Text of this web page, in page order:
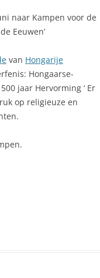
naar Kampen voor de
Eeuwen’
van Hongarije
Hongaarse-
jaar Hervorming ‘ Er
op religieuze en